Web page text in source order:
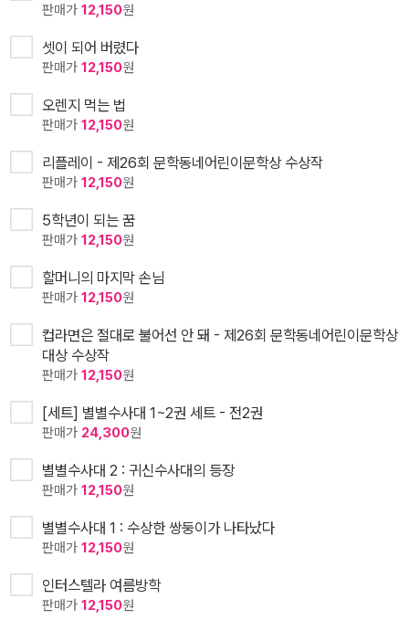
판매가 12,150원
셋이 되어 버렸다
판매가 12,150원
오렌지 먹는 법
판매가 12,150원
리플레이 - 제26회 문학동네어린이문학상 수상작
판매가 12,150원
5학년이 되는 꿈
판매가 12,150원
할머니의 마지막 손님
판매가 12,150원
컵라면은 절대로 불어선 안 돼 - 제26회 문학동네어린이문학상
대상 수상작
판매가 12,150원
[세트] 별별수사대 1~2권 세트 - 전2권
판매가 24,300원
별별수사대 2 : 귀신수사대의 등장
판매가 12,150원
별별수사대 1 : 수상한 쌍둥이가 나타났다
판매가 12,150원
인터스텔라 여름방학
판매가 12,150원